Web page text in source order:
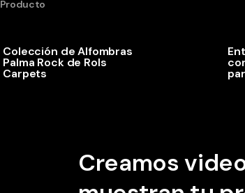
Producto
Colección de Alfombras
Palma Rock de Rols
Carpets
Creamos